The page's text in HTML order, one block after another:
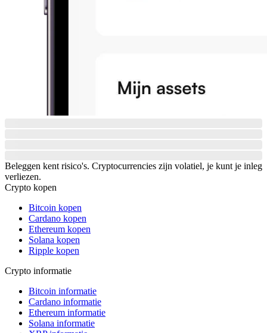
Beleggen kent risico's. Cryptocurrencies zijn volatiel, je kunt je inleg
verliezen.
Crypto kopen
Bitcoin kopen
Cardano kopen
Ethereum kopen
Solana kopen
Ripple kopen
Crypto informatie
Bitcoin informatie
Cardano informatie
Ethereum informatie
Solana informatie